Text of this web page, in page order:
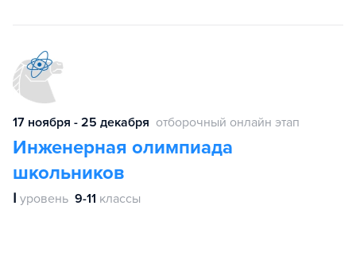
17 ноября - 25 декабря отборочный онлайн этап
Инженерная олимпиада
школьников
Ⅰ уровень 9-11 классы